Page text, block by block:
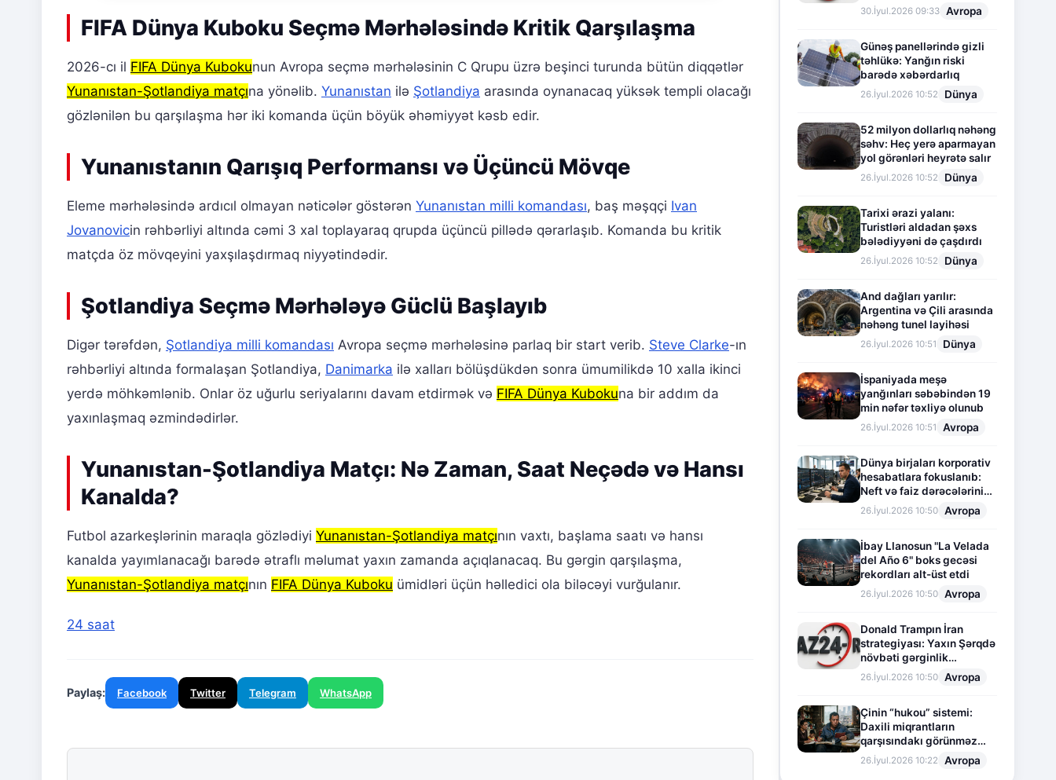
FIFA Dünya Kuboku Seçmə Mərhələsində Kritik Qarşılaşma
2026-cı il FIFA Dünya Kubokunun Avropa seçmə mərhələsinin C Qrupu üzrə beşinci turunda bütün diqqətlər
Yunanıstan-Şotlandiya matçına yönəlib. Yunanıstan ilə Şotlandiya arasında oynanacaq yüksək templi olacağı
gözlənilən bu qarşılaşma hər iki komanda üçün böyük əhəmiyyət kəsb edir.
Yunanıstanın Qarışıq Performansı və Üçüncü Mövqe
Eleme mərhələsində ardıcıl olmayan nəticələr göstərən Yunanıstan milli komandası, baş məşqçi Ivan
Jovanovicin rəhbərliyi altında cəmi 3 xal toplayaraq qrupda üçüncü pillədə qərarlaşıb. Komanda bu kritik
matçda öz mövqeyini yaxşılaşdırmaq niyyətindədir.
Şotlandiya Seçmə Mərhələyə Güclü Başlayıb
Digər tərəfdən, Şotlandiya milli komandası Avropa seçmə mərhələsinə parlaq bir start verib. Steve Clarke-ın
rəhbərliyi altında formalaşan Şotlandiya, Danimarka ilə xalları bölüşdükdən sonra ümumilikdə 10 xalla ikinci
yerdə möhkəmlənib. Onlar öz uğurlu seriyalarını davam etdirmək və FIFA Dünya Kubokuna bir addım da
yaxınlaşmaq əzmindədirlər.
Yunanıstan-Şotlandiya Matçı: Nə Zaman, Saat Neçədə və Hansı
Kanalda?
Futbol azarkeşlərinin maraqla gözlədiyi Yunanıstan-Şotlandiya matçının vaxtı, başlama saatı və hansı
kanalda yayımlanacağı barədə ətraflı məlumat yaxın zamanda açıqlanacaq. Bu gərgin qarşılaşma,
Yunanıstan-Şotlandiya matçının FIFA Dünya Kuboku ümidləri üçün həlledici ola biləcəyi vurğulanır.
24 saat
Paylaş: Facebook Twitter Telegram WhatsApp
30.İyul.2026 09:33 Avropa
Günəş panellərində gizli
təhlükə: Yanğın riski
barədə xəbərdarlıq
26.İyul.2026 10:52 Dünya
52 milyon dollarlıq nəhəng
səhv: Heç yerə aparmayan
yol görənləri heyrətə salır
26.İyul.2026 10:52 Dünya
Tarixi ərazi yalanı:
Turistləri aldadan şəxs
bələdiyyəni də çaşdırdı
26.İyul.2026 10:52 Dünya
And dağları yarılır:
Argentina və Çili arasında
nəhəng tunel layihəsi
26.İyul.2026 10:51 Dünya
İspaniyada meşə
yanğınları səbəbindən 19
min nəfər təxliyə olunub
26.İyul.2026 10:51 Avropa
Dünya birjaları korporativ
hesabatlara fokuslanıb:
Neft və faiz dərəcələrinin
təsiri altında cari vəziyyət
26.İyul.2026 10:50 Avropa
İbay Llanosun "La Velada
del Año 6" boks gecəsi
rekordları alt-üst etdi
26.İyul.2026 10:50 Avropa
Donald Trampın İran
strategiyası: Yaxın Şərqdə
növbəti gərginlik
mərhələsi
26.İyul.2026 10:50 Avropa
Çinin “hukou” sistemi:
Daxili miqrantların
qarşısındakı görünməz
sədd
26.İyul.2026 10:22 Avropa